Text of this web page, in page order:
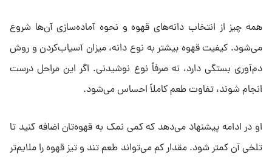
همه چیز از انتخاب دانه‌های قهوه و نحوه آماده‌سازی آن‌ها شروع
می‌شود. کیفیت قهوه بیشتر به نوع دانه، میزان آسیاب‌کردن و روش
دم‌آوری بستگی دارد، نه صرفاً نوع نوشیدنی. اگر این مراحل درست
انجام شوند، تفاوت طعم کاملاً احساس می‌شود.
او در ادامه پیشنهاد می‌دهد که کمی نمک به قهوه‌تان اضافه کنید تا
تلخی آن کمتر شود. مقدار کم می‌تواند طعم تند و تیز قهوه را ملایم‌تر